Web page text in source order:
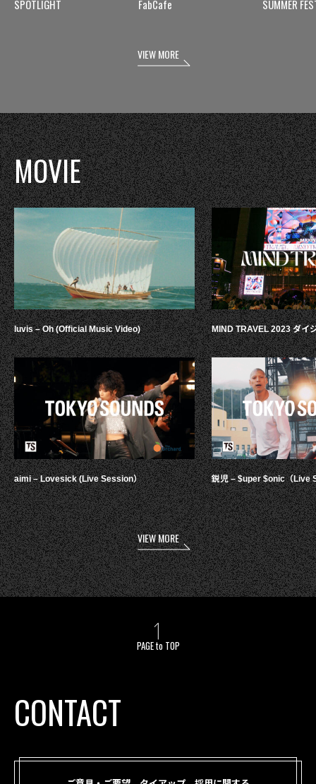
SPOTLIGHT FabCafe SUMMER
VIEW MORE
MOVIE
luvis – Oh (Official Music Video)
aimi – Lovesick (Live Session）
MIND TRAVEL 2023 ダイ
鋭児 – $uper $onic（Live
VIEW MORE
PAGE to TOP
CONTACT